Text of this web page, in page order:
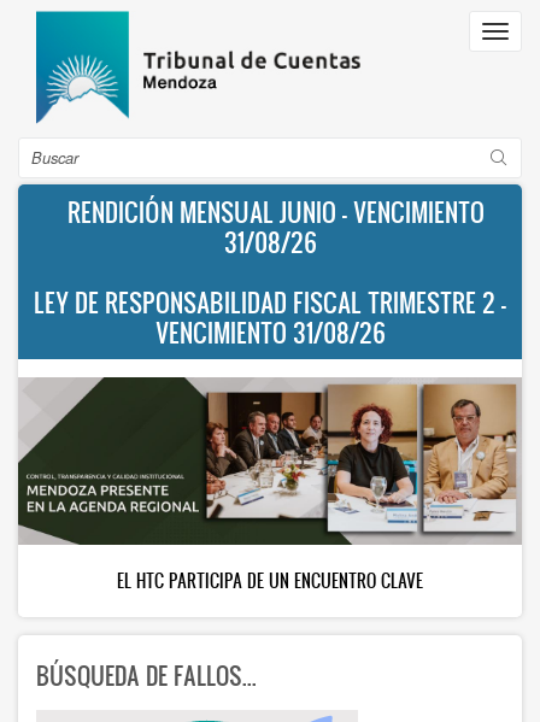
Pasar
contenido
principal
Buscar
RENDICIÓN MENSUAL JUNIO - VENCIMIENTO
31/08/26
LEY DE RESPONSABILIDAD FISCAL TRIMESTRE 2 -
VENCIMIENTO 31/08/26
EL HTC PARTICIPA DE UN ENCUENTRO CLAVE
BÚSQUEDA DE FALLOS...